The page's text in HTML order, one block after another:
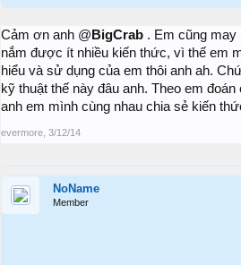
Cảm ơn anh @ BigCrab . Em cũng may
nắm được ít nhiều kiến thức, vì thế em
hiểu và sử dụng của em thôi anh ah.
kỹ thuật thế này đâu anh. Theo em
anh em mình cùng nhau chia sẻ kiến
evermore 3/12/14
NoName
Member